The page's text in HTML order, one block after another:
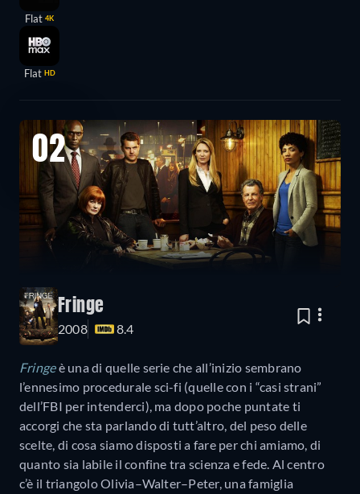
Flat 4K
Flat HD
02
Fringe
2008 8.4
Fringeè una di quelle serie che all’inizio sembrano
l’ennesimo procedurale sci-fi (quelle con i “casi strani”
dell’FBI per intenderci), ma dopo poche puntate ti
accorgi che sta parlando di tutt’altro, del peso delle
scelte, di cosa siamo disposti a fare per chi amiamo, di
quanto sia labile il confine tra scienza e fede. Al centro
c’è il triangolo Olivia–Walter–Peter, una famiglia